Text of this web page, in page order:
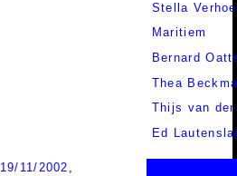
Stella
Maritiem
Bernard
Thea
Thijs van der
Ed
19/11/2002